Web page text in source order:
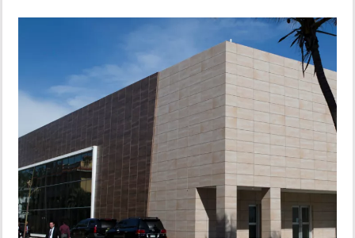
INSÓLITAS
MULTIMEDIA
IMPRESO